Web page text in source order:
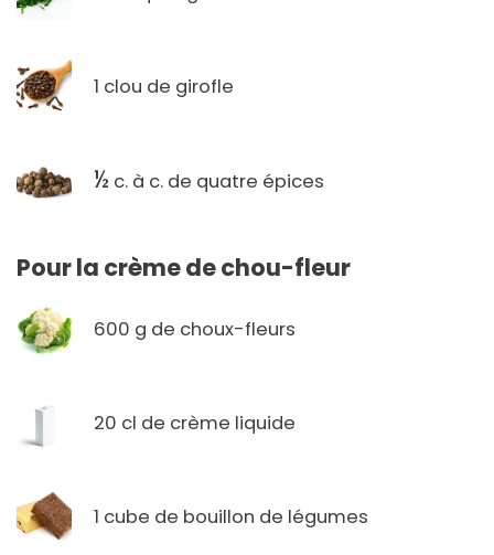
1 clou de girofle
½ c. à c. de quatre épices
Pour la crème de chou-fleur
600 g de choux-fleurs
20 cl de crème liquide
1 cube de bouillon de légumes